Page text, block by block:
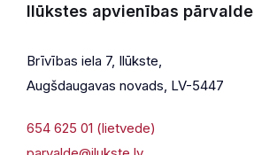
Ilūkstes apvienības pārvalde
Brīvības iela 7, Ilūkste,
Augšdaugavas novads, LV-5447
654 625 01 (lietvede)